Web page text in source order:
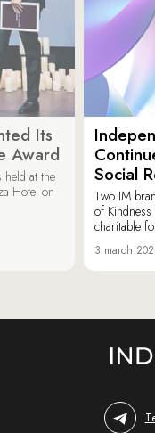
Its
Award
held at the
Hotel on
Social
Two IM
of
charitable
3 march